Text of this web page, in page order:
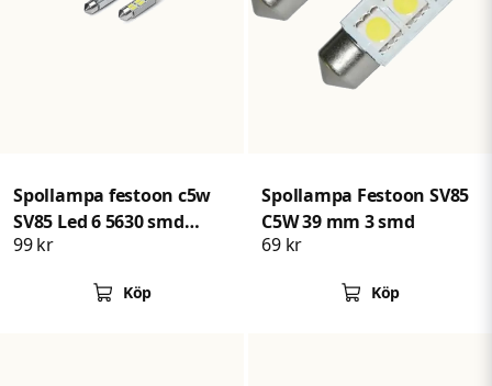
Spollampa festoon c5w
SV85 Led 6 5630 smd
Canbus 39mm
99 kr
Köp
Spollampa Festoon SV85
C5W 39 mm 3 smd
69 kr
Köp